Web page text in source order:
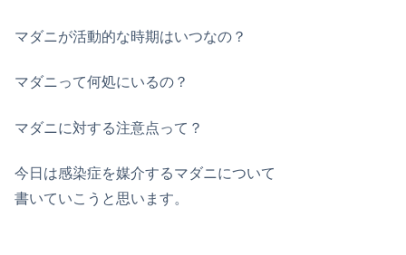
マダニが活動的な時期はいつなの？
マダニって何処にいるの？
マダニに対する注意点って？
今日は感染症を媒介するマダニについて
書いていこうと思います。